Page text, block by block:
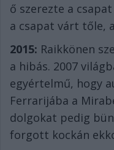
ő szerezte a
a csapat várt tőle,
2015: Raikkönen
a hibás. 2007
egyértelmű, hogy
Ferrarijába a
dolgokat pedig
forgott kockán